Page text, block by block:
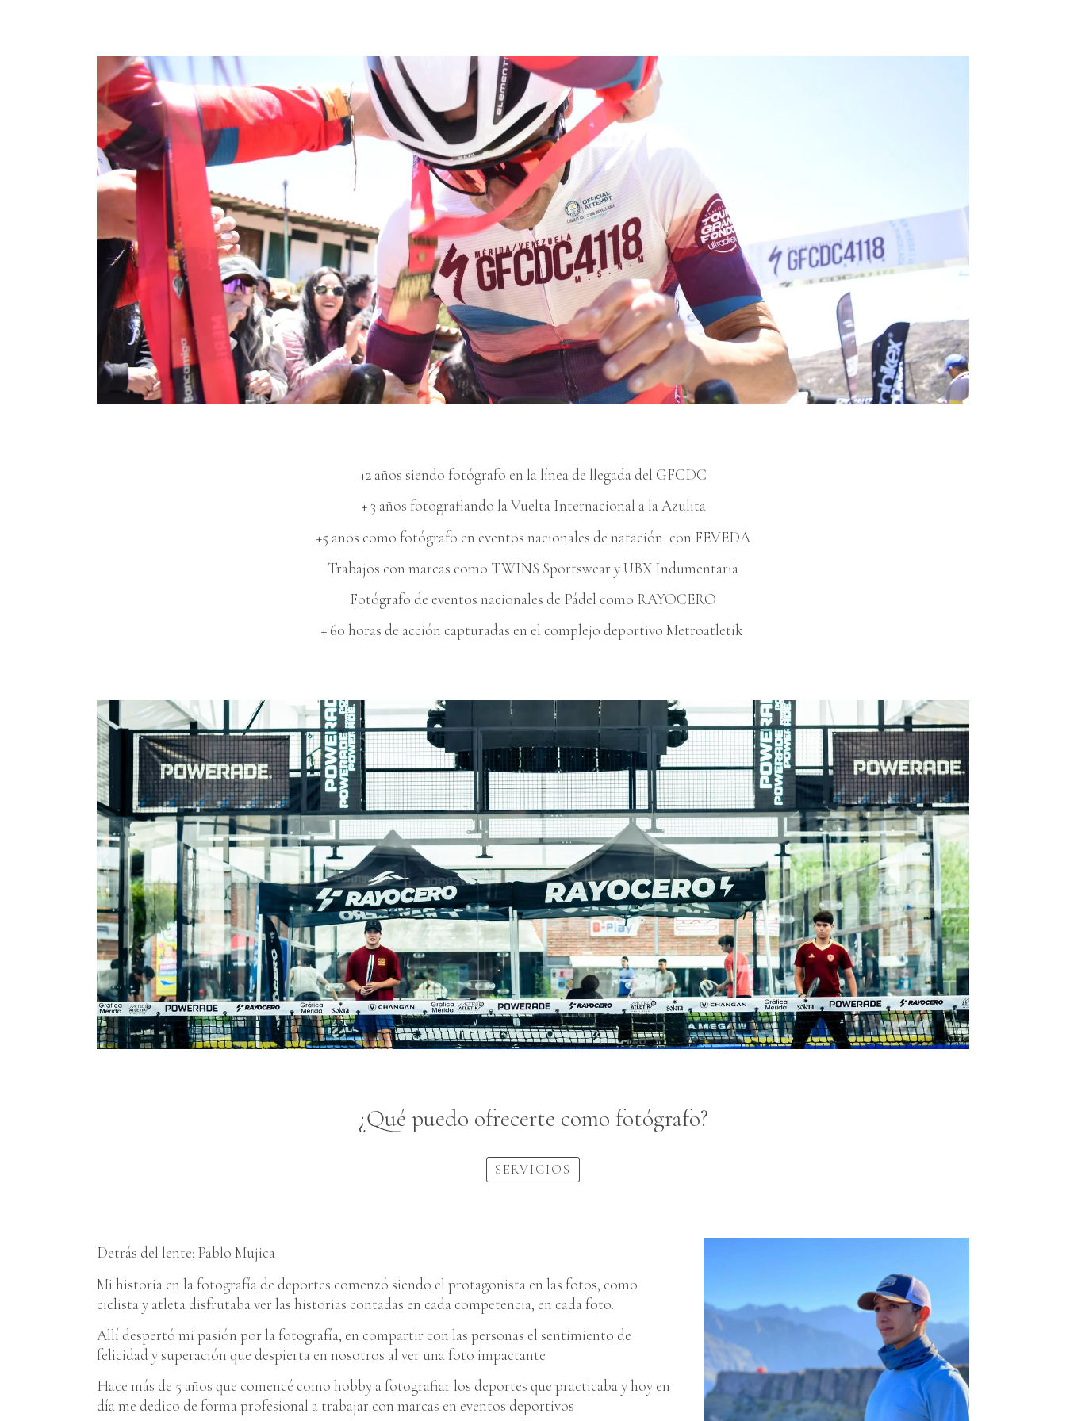
+2 años siendo fotógrafo en la línea de llegada del GFCDC
+ 3 años fotografiando la Vuelta Internacional a la Azulita
+5 años como fotógrafo en eventos nacionales de natación con FEVEDA
Trabajos con marcas como TWINS Sportswear y UBX Indumentaria
Fotógrafo de eventos nacionales de Pádel como RAYOCERO
+ 60 horas de acción capturadas en el complejo deportivo Metroatletik
¿Qué puedo ofrecerte como fotógrafo?
SERVICIOS
Detrás del lente: Pablo Mujica
Mi historia en la fotografía de deportes comenzó siendo el protagonista en las fotos, como
ciclista y atleta disfrutaba ver las historias contadas en cada competencia, en cada foto.
Allí despertó mi pasión por la fotografía, en compartir con las personas el sentimiento de
felicidad y superación que despierta en nosotros al ver una foto impactante
Hace más de 5 años que comencé como hobby a fotografiar los deportes que practicaba y hoy en
día me dedico de forma profesional a trabajar con marcas en eventos deportivos